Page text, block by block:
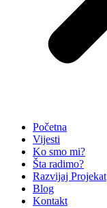
Početna
Vijesti
Ko smo mi?
Šta radimo?
Razvijaj Projekat
Blog
Kontakt